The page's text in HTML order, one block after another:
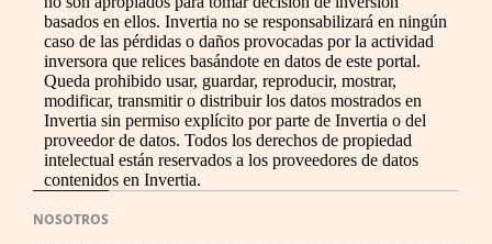
basados en ellos. Invertia no se responsabilizará en ningún
caso de las pérdidas o daños provocadas por la actividad
inversora que relices basándote en datos de este portal.
Queda prohibido usar, guardar, reproducir, mostrar,
modificar, transmitir o distribuir los datos mostrados en
Invertia sin permiso explícito por parte de Invertia o del
proveedor de datos. Todos los derechos de propiedad
intelectual están reservados a los proveedores de datos
contenidos en Invertia.
NOSOTROS